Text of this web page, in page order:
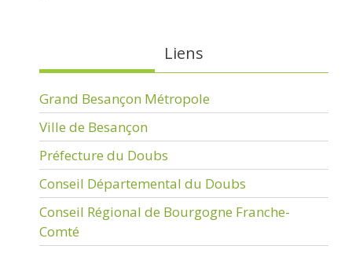
Liens
Grand Besançon Métropole
Ville de Besançon
Préfecture du Doubs
Conseil Départemental du Doubs
Conseil Régional de Bourgogne Franche-
Comté